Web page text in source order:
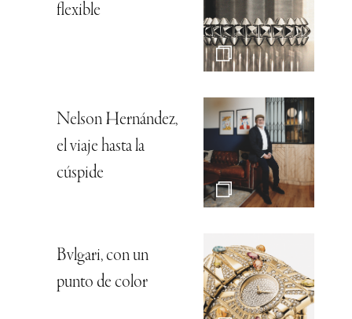
flexible
Nelson Hernández,
el viaje hasta la
cúspide
Bvlgari, con un
punto de color